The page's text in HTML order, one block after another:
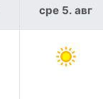
сре 5. авг